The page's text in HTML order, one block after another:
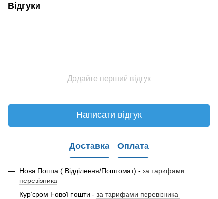
Відгуки
Додайте перший відгук
Написати відгук
Доставка Оплата
Нова Пошта ( Відділення/Поштомат) - за тарифами
перевізника
Кур’єром Нової пошти - за тарифами перевізника